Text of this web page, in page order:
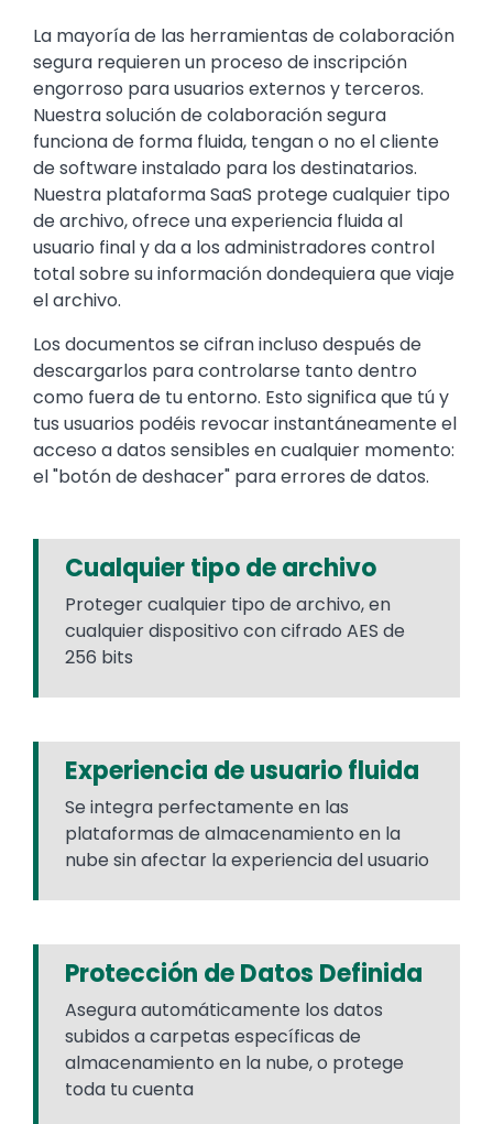
Text
La mayoría de las herramientas de colaboración
segura requieren un proceso de inscripción
engorroso para usuarios externos y terceros.
Nuestra solución de colaboración segura
funciona de forma fluida, tengan o no el cliente
de software instalado para los destinatarios.
Nuestra plataforma SaaS protege cualquier tipo
de archivo, ofrece una experiencia fluida al
usuario final y da a los administradores control
total sobre su información dondequiera que viaje
el archivo. ​
Los documentos se cifran incluso después de
descargarlos para controlarse tanto dentro
como fuera de tu entorno. Esto significa que tú y
tus usuarios podéis revocar instantáneamente el
acceso a datos sensibles en cualquier momento:
el "botón de deshacer" para errores de datos.
Cualquier tipo de archivo
Proteger cualquier tipo de archivo, en
cualquier dispositivo con cifrado AES de
256 bits​
Experiencia de usuario fluida
Se integra perfectamente en las
plataformas de almacenamiento en la
nube sin afectar la experiencia del usuario​
Protección de Datos Definida
Asegura automáticamente los datos
subidos a carpetas específicas de
almacenamiento en la nube, o protege
toda tu cuenta​